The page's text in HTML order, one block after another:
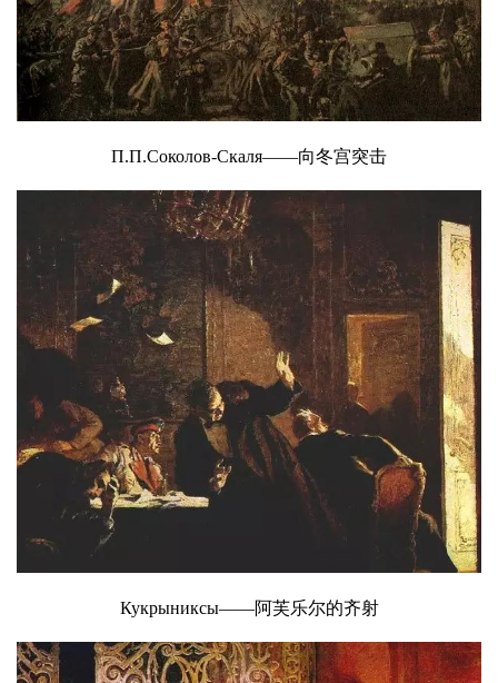
П.П.Соколов-Скаля——向冬宫突击
Кукрыниксы——阿芙乐尔的齐射